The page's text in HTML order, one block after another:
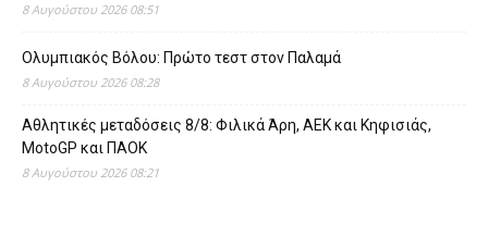
8 Αυγούστου 2026 08:51
Ολυμπιακός Βόλου: Πρώτο τεστ στον Παλαμά
8 Αυγούστου 2026 08:28
Αθλητικές μεταδόσεις 8/8: Φιλικά Άρη, ΑΕΚ και Κηφισιάς,
MotoGP και ΠΑΟΚ
8 Αυγούστου 2026 08:21